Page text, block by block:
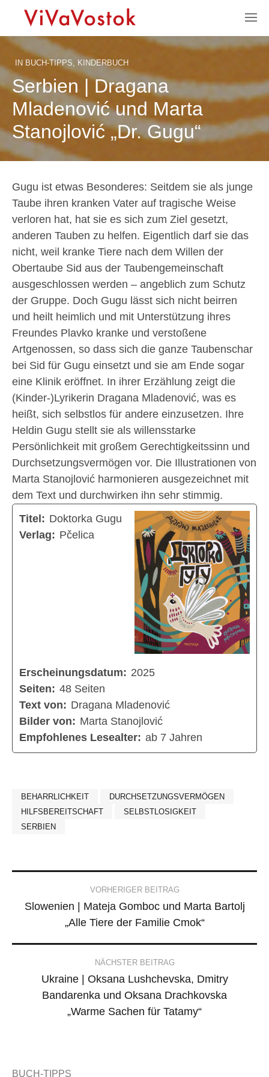
IN BUCH-TIPPS, KINDERBUCH
Serbien | Dragana
Mladenović und Marta
Stanojlović „Dr. Gugu“
Gugu ist etwas Besonderes: Seitdem sie als junge
Taube ihren kranken Vater auf tragische Weise
verloren hat, hat sie es sich zum Ziel gesetzt,
anderen Tauben zu helfen. Eigentlich darf sie das
nicht, weil kranke Tiere nach dem Willen der
Obertaube Sid aus der Taubengemeinschaft
ausgeschlossen werden – angeblich zum Schutz
der Gruppe. Doch Gugu lässt sich nicht beirren
und heilt heimlich und mit Unterstützung ihres
Freundes Plavko kranke und verstoßene
Artgenossen, so dass sich die ganze Taubenschar
bei Sid für Gugu einsetzt und sie am Ende sogar
eine Klinik eröffnet. In ihrer Erzählung zeigt die
(Kinder-)Lyrikerin Dragana Mladenović, was es
heißt, sich selbstlos für andere einzusetzen. Ihre
Heldin Gugu stellt sie als willensstarke
Persönlichkeit mit großem Gerechtigkeitssinn und
Durchsetzungsvermögen vor. Die Illustrationen von
Marta Stanojlović harmonieren ausgezeichnet mit
dem Text und durchwirken ihn sehr stimmig.
Titel: Doktorka Gugu
Verlag: Pčelica
Erscheinungsdatum: 2025
Seiten: 48 Seiten
Text von: Dragana Mladenović
Bilder von: Marta Stanojlović
Empfohlenes Lesealter: ab 7 Jahren
BEHARRLICHKEIT
DURCHSETZUNGSVERMÖGEN
HILFSBEREITSCHAFT
SELBSTLOSIGKEIT
SERBIEN
navigation
VORHERIGER BEITRAG
Slowenien | Mateja Gomboc und Marta Bartolj
„Alle Tiere der Familie Cmok“
NÄCHSTER BEITRAG
Ukraine | Oksana Lushchevska, Dmitry
Bandarenka und Oksana Drachkovska
„Warme Sachen für Tatamy“
BUCH-TIPPS